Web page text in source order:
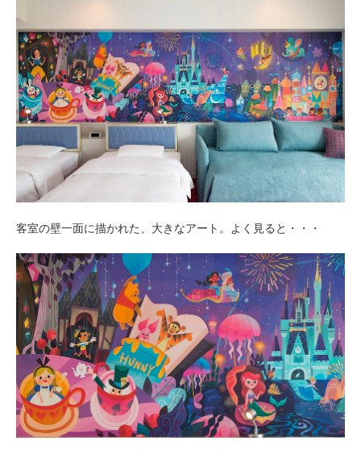
客室の壁一面に描かれた、大きなアート。よく見ると・・・